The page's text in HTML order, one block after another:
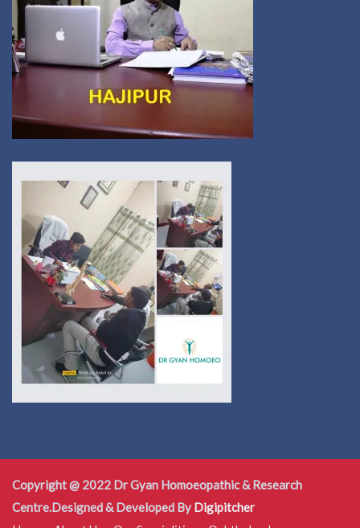
Copyright @ 2022 Dr Gyan Homoeopathic & Research
Centre.Designed & Developed By Digipitcher